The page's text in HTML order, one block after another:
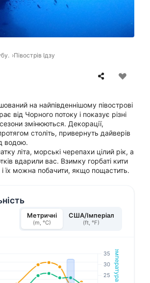
Півострів Ідзу
на найпівденнішому півострові
від Чорного потоку і показує різні
змінюються. Декорації,
століть, привернуть дайверів
водою.
літа, морські черепахи цілий рік, а
вдарили вас. Взимку горбаті кити
їх можна побачити, якщо пощастить.
Метричні
(m, °C)
США/Імперіал
(ft, °F)